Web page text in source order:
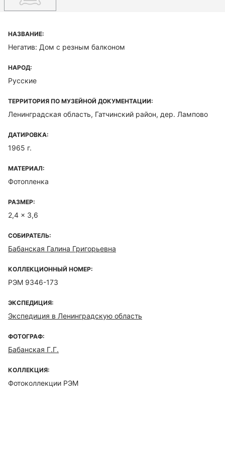
НАЗВАНИЕ:
Негатив: Дом с резным балконом
НАРОД:
Русские
ТЕРРИТОРИЯ ПО МУЗЕЙНОЙ ДОКУМЕНТАЦИИ:
Ленинградская область, Гатчинский район, дер. Лампово
ДАТИРОВКА:
1965 г.
МАТЕРИАЛ:
Фотопленка
РАЗМЕР:
2,4 x 3,6
СОБИРАТЕЛЬ:
Бабанская Галина Григорьевна
КОЛЛЕКЦИОННЫЙ НОМЕР:
РЭМ 9346-173
ЭКСПЕДИЦИЯ:
Экспедиция в Ленинградскую область
ФОТОГРАФ:
Бабанская Г.Г.
КОЛЛЕКЦИЯ:
Фотоколлекции РЭМ